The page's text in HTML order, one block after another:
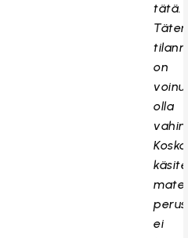
tätä.
Täten
tilanne
on
voinut
olla
Koska
ei
T
ä
m